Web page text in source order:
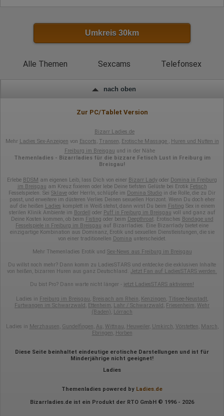
Umkreis 30km
Alle Themen Sexcams Telefonsex
nach oben
Zur PC/Tablet Version
Bizarr Ladies.de
Mehr Ladies Sex-Anzeigen von Escorts, Transen, Erotische Massage , Huren und Nutten in
Freiburg im Breisgau und in der Nähe
Themenladies - Bizarrladies für die bizzare Fetisch Lust in Freiburg im
Breisgau!
Erlebe BDSM am eigenen Leib, lass Dich von einer Bizarr Lady oder Domina in Freiburg
im Breisgau am Kreuz fixieren oder lebe Deine tiefsten Gelüste bei Erotik Fetisch
Fesselspielen. Sei Sklave oder HerrIn, schlüpfe im Domina Studio in die Rolle, die zu Dir
passt, und erweitere im düsteren Verlies Deinen sexuellen Horizont. Wenn Du doch eher
auf die heißen Ladies komplett in Weiß stehst, dann wirst Du beim Fisting Sex in einem
sterilen Klinik Ambiente im Bordell oder Puff in Freiburg im Breisgau voll und ganz auf
Deine Kosten kommen, ob beim Fisting oder beim Deepthroat. Erotisches Bondage und
Fesselspiele in Freiburg im Breisgau auf Bizarrladies. Eine Bizarrlady bietet eine
einzigartige Kombination aus Dominanz, Erotik und sexuellen Dienstleistungen, die sie
von einer traditionellen Domina unterscheidet.
Mehr Themenladies Erotik und Sex-News aus Freiburg im Breisgau
Du willst noch mehr? Dann komm zu LadiesSTARS und entdecke die exklusiven Inhalte
von heißen, bizarren Huren aus ganz Deutschland. Jetzt Fan auf LadiesSTARS werden.
Du bist Pro? Dann warte nicht länger - jetzt LadiesSTARS aktivieren!
Ladies in Freiburg im Breisgau, Breisach am Rhein, Kenzingen, Titisee-Neustadt,
Furtwangen im Schwarzwald, Ettenheim, Lahr / Schwarzwald, Friesenheim, Wehr
(Baden), Lörrach
Ladies in Merzhausen, Gundelfingen, Au, Wittnau, Heuweiler, Umkirch, Vörstetten, March,
Ebringen, Horben
Diese Seite beinhaltet eindeutige erotische Darstellungen und ist für
Minderjährige nicht geeignet!
Ladies
Themenladies powered by Ladies.de
Bizarrladies.de ist ein Produkt der RTO GmbH © 1996 - 2026